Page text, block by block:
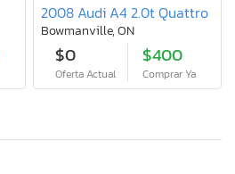
2008 Audi A4 2.0t Quattro
Bowmanville, ON
$0
Oferta Actual
$400
Comprar Ya